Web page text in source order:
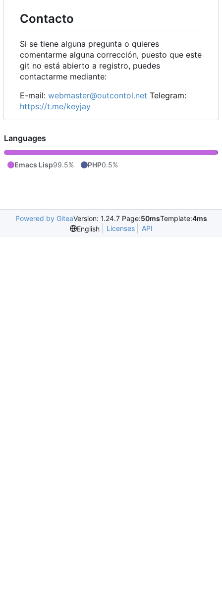
Contacto
Si se tiene alguna pregunta o quieres
comentarme alguna corrección, puesto que este
git no está abierto a registro, puedes
contactarme mediante:
E-mail: webmaster@outcontol.net Telegram:
https://t.me/keyjay
Languages
Emacs Lisp99.5% PHP0.5%
Powered by GiteaVersion: 1.24.7 Page:50msTemplate:4ms
English
Licenses API